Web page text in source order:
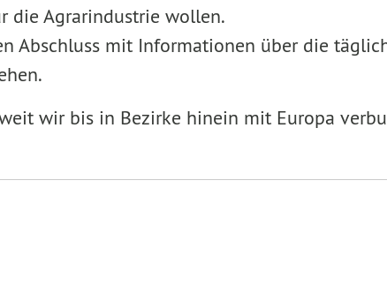
die Agrarindustrie wollen.
Abschluss mit Informationen über die
wir bis in Bezirke hinein mit Europa